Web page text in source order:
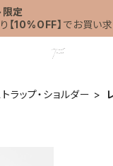
限定
【10%OFF】 でお買い
ラップ・ショルダー